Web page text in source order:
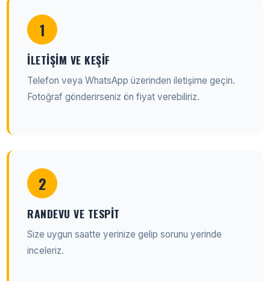
1
İLETIŞIM VE KEŞIF
Telefon veya WhatsApp üzerinden iletişime geçin.
Fotoğraf gönderirseniz ön fiyat verebiliriz.
2
RANDEVU VE TESPIT
Size uygun saatte yerinize gelip sorunu yerinde
inceleriz.